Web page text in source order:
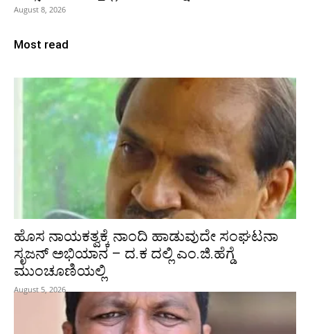
August 8, 2026
Most read
ಹೊಸ ನಾಯಕತ್ವಕ್ಕೆ ನಾಂದಿ ಹಾಡುವುದೇ ಸಂಘಟನಾ
ಸೃಜನ್ ಅಭಿಯಾನ – ದ.ಕ ದಲ್ಲಿ ಎಂ.ಜಿ.ಹೆಗ್ಡೆ
ಮುಂಚೂಣಿಯಲ್ಲಿ
August 5, 2026